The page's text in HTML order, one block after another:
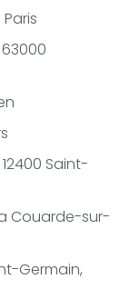
63000
Saint-
Couarde-sur-
Germain,